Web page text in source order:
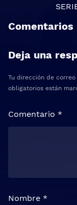
Comentarios
Deja una
Tu dirección de
obligatorios están
Comentario *
Nombre *